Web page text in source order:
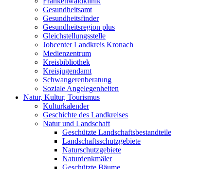
Gesundheitsamt
Gesundheitsfinder
Gesundheitsregion plus
Gleichstellungsstelle
Jobcenter Landkreis Kronach
Medienzentrum
Kreisbibliothek
Kreisjugendamt
Schwangerenberatung
Soziale Angelegenheiten
Natur, Kultur, Tourismus
Kulturkalender
Geschichte des Landkreises
Natur und Landschaft
Geschützte Landschaftsbestandteile
Landschaftsschutzgebiete
Naturschutzgebiete
Naturdenkmäler
Geschützte Bäume